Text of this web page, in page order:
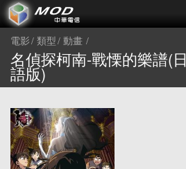
電影 類型 動畫
名偵探柯南-戰慄的樂譜(日
語版)